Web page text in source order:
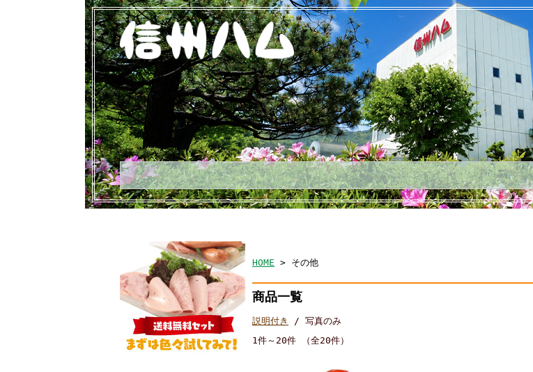
HOME > その他
商品一覧
説明付き
/ 写真のみ
1件～20件 （全20件）